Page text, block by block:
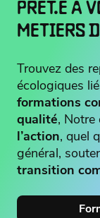
PRÊT.E À
METIERS
Trouvez des
écologiques
formations
qualité, Notre
l’action, quel
général,
transition